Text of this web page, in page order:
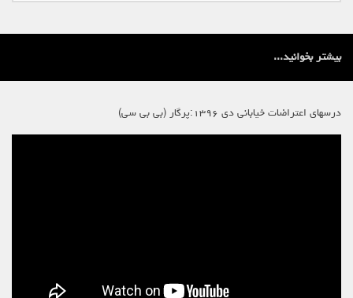
بیشتر بخوانید...
درسهای اعتراضات خیابانی دی ۱۳۹۶:پرگار (بی بی سی)